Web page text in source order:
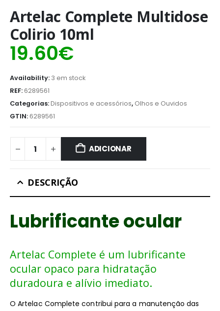
Artelac Complete Multidose
Colirio 10ml
19.60€
Availability: 3 em stock
REF:6289561
Categorias:Dispositivos e acessórios, Olhos e Ouvidos
GTIN:6289561
ADICIONAR
DESCRIÇÃO
Lubrificante ocular
Artelac Complete é um lubrificante
ocular opaco para hidratação
duradoura e alívio imediato.
O Artelac Complete contribui para a manutenção das